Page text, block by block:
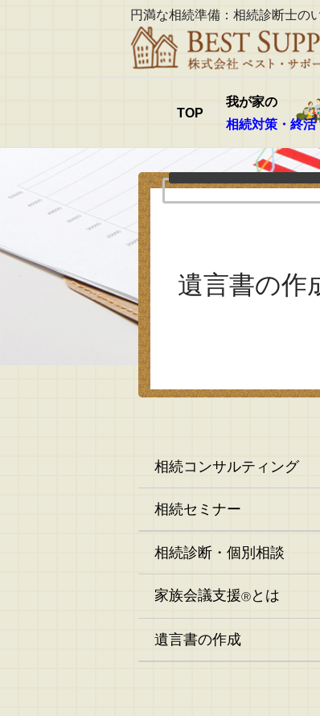
円満な相続準備：相続診断士の
TOP
我が家の
相続対策・終活
遺言書の作
相続コンサルティング
相続セミナー
相続診断・個別相談
家族会議支援Ⓡ とは
遺言書の作成